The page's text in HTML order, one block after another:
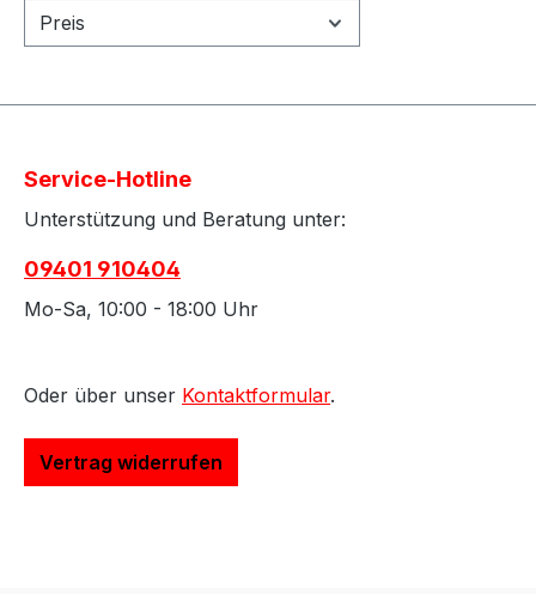
Preis
Service-Hotline
Unterstützung und Beratung unter:
09401 910404
Mo-Sa, 10:00 - 18:00 Uhr
Oder über unser Kontaktformular.
Vertrag widerrufen